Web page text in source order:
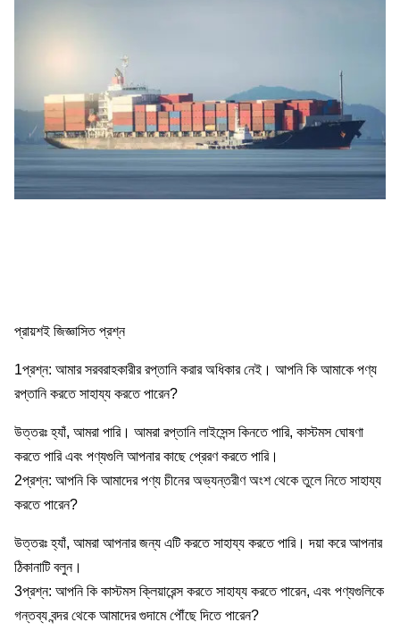
প্রায়শই জিজ্ঞাসিত প্রশ্ন
1প্রশ্ন: আমার সরবরাহকারীর রপ্তানি করার অধিকার নেই। আপনি কি আমাকে পণ্য
রপ্তানি করতে সাহায্য করতে পারেন?
উত্তরঃ হ্যাঁ, আমরা পারি। আমরা রপ্তানি লাইসেন্স কিনতে পারি, কাস্টমস ঘোষণা
করতে পারি এবং পণ্যগুলি আপনার কাছে প্রেরণ করতে পারি।
2প্রশ্ন: আপনি কি আমাদের পণ্য চীনের অভ্যন্তরীণ অংশ থেকে তুলে নিতে সাহায্য
করতে পারেন?
উত্তরঃ হ্যাঁ, আমরা আপনার জন্য এটি করতে সাহায্য করতে পারি। দয়া করে আপনার
ঠিকানাটি বলুন।
3প্রশ্ন: আপনি কি কাস্টমস ক্লিয়ারেন্স করতে সাহায্য করতে পারেন, এবং পণ্যগুলিকে
গন্তব্য বন্দর থেকে আমাদের গুদামে পৌঁছে দিতে পারেন?